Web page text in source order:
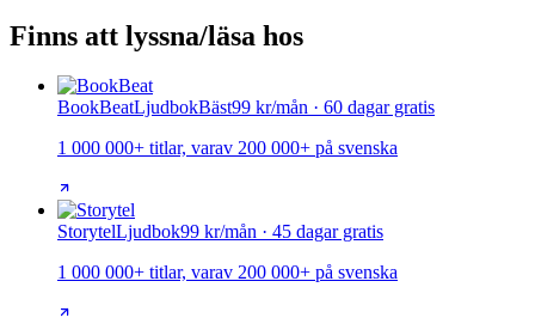
Finns att lyssna/läsa hos
BookBeatLjudbokBäst99 kr/mån · 60 dagar gratis
1 000 000+ titlar, varav 200 000+ på svenska
StorytelLjudbok99 kr/mån · 45 dagar gratis
1 000 000+ titlar, varav 200 000+ på svenska